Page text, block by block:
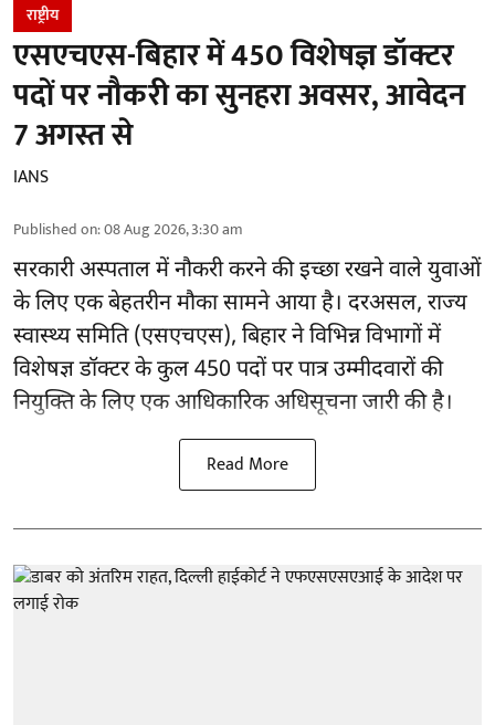
राष्ट्रीय
एसएचएस-बिहार में 450 विशेषज्ञ डॉक्टर
पदों पर नौकरी का सुनहरा अवसर, आवेदन
7 अगस्त से
IANS
Published on:08 Aug 2026, 3:30 am
सरकारी अस्पताल में नौकरी करने की इच्छा रखने वाले युवाओं
के लिए एक बेहतरीन मौका सामने आया है। दरअसल, राज्य
स्वास्थ्य समिति (एसएचएस), बिहार ने विभिन्न विभागों में
विशेषज्ञ डॉक्टर के कुल 450 पदों पर पात्र उम्मीदवारों की
नियुक्ति के लिए एक आधिकारिक अधिसूचना जारी की है।
Read More